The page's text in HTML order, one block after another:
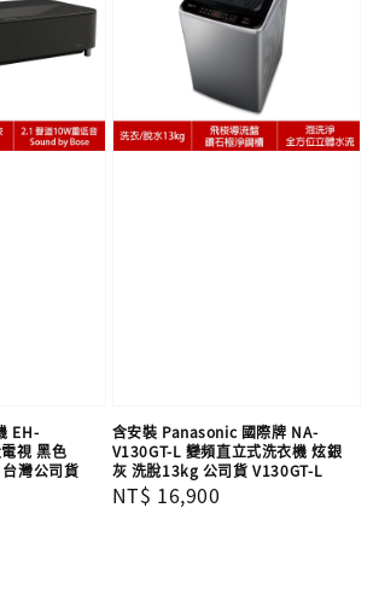
EH-
視 黑色
灣公司貨
含安裝 Panasonic 國際牌 NA-
V130GT-L 變頻直立式洗衣機 炫銀
灰 洗脫13kg 公司貨 V130GT-L
Regular
NT$ 16,900